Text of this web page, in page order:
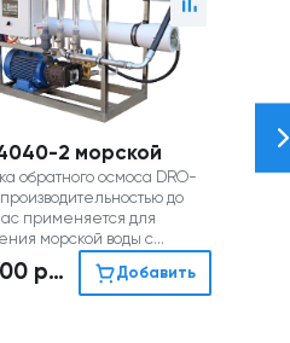
2 морской
обратного осмоса DRO-
до
применяется для
морской воды с
до 36 г/л
руб Добавить